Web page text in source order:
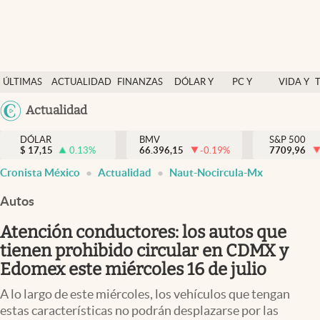
ÚLTIMAS
NOTICIAS
ACTUALIDAD
FINANZAS
DÓLAR Y
PC Y
VIDA Y
México
Actualidad
Actualidad
Finanzas y economía
Dólar y mercados
Pc y celular
Vida y estilo
Tv
DÓLAR
$ 17,15 0.13%
BMV
66.396,15
-0.19%
S&P 500
7709,96
Cronista México Actualidad Naut-Nocircula-Mx
Autos
Atención conductores: los autos que
tienen prohibido circular en CDMX y
Edomex este miércoles 16 de julio
A lo largo de este miércoles, los vehículos que tengan
estas características no podrán desplazarse por las